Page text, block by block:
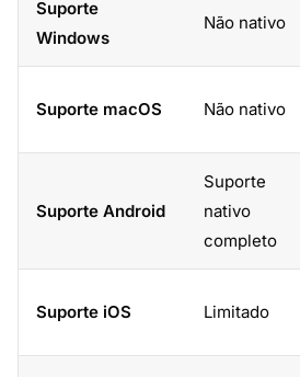
Suporte
Windows
Não nativo
Suporte macOS Não nativo
Suporte Android
Suporte
nativo
completo
Suporte iOS Limitado